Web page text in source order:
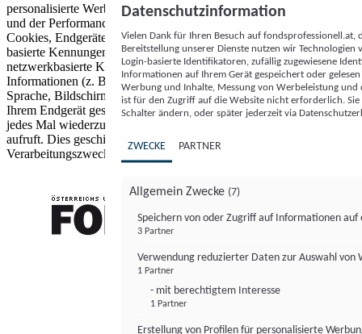
personalisierte Werbung und Inhalte, Messung von Werbeleistung
und der Performance von Inhalten sowie Zielgruppenforschung.
Cookies, Endgeräte- oder ähnliche Online-Kennungen (z. B. login-
basierte Kennungen, zufällig generierte Kennungen,
netzwerkbasierte Kennungen) können zusammen mit anderen
Informationen (z. B. Browsertyp und Browserinformationen,
Sprache, Bildschirmgröße, unterstützte Technologien usw.) auf
Ihrem Endgerät gespeichert oder von dort ausgelesen werden, um es
jedes Mal wiederzuerkennen, wenn es eine App oder einer Webseite
aufruft. Dies geschieht für einen oder mehrere der hier aufgeführten
Verarbeitungszwecke.
Datenschutzinformation
Vielen Dank für Ihren Besuch auf
Bereitstellung unserer Dienste nutzen wir Technologien
Login-basierte Identifikatoren, zufällig zugewiesene
Informationen auf Ihrem Gerät gespeichert oder
Werbung und Inhalte, Messung von Werbeleistung
ist für den Zugriff auf die Website nicht erforderlich.
Schalter ändern, oder später jederzeit via
ZWECKE PARTNER
Allgemein Zwecke (7)
Speichern von oder Zugriff auf Informationen auf
3 Partner
Verwendung reduzierter Daten zur Auswahl von
1 Partner
- mit berechtigtem Interesse
1 Partner
Erstellung von Profilen für personalisierte
FONDS professionell